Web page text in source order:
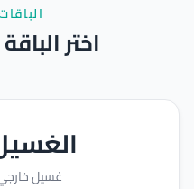
اختر
غسيل